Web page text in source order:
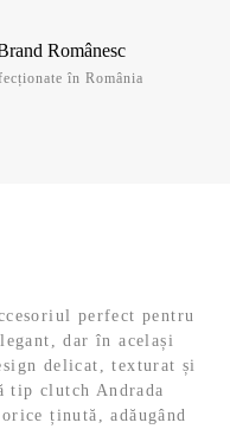
Românesc
în România
perfect pentru
dar în același
delicat, texturat și
tip clutch Andrada
ținută, adăugând